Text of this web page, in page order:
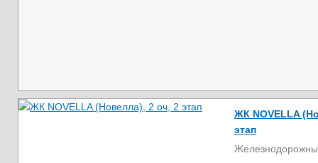
ЖК NOVELLA
этап